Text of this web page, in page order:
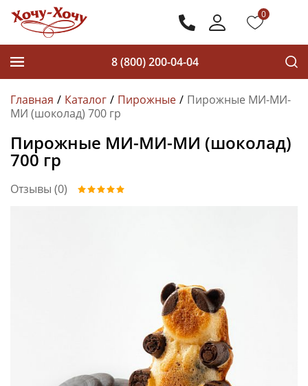
0
8 (800) 200-04-04
Главная Каталог Пирожные
Пирожные МИ-МИ-
МИ (шоколад) 700 гр
Пирожные МИ-МИ-МИ (шоколад)
700 гр
Отзывы (0)